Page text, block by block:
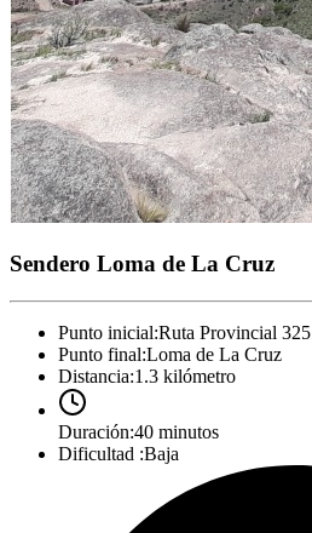
Sendero Loma de La Cruz
Punto inicial:Ruta Provincial 325
Punto final:Loma de La Cruz
Distancia:1.3 kilómetro
Duración:40 minutos
Dificultad :Baja